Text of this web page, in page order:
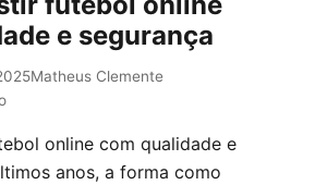
e segurança
Matheus Clemente
online com qualidade e
anos, a forma como